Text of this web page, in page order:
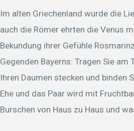
Im alten Griechenland wurde die
auch die Römer ehrten die Venus
Bekundung ihrer Gefühle
Gegenden Bayerns: Tragen Sie
Ihren Daumen stecken und binden
Ehe und das Paar wird mit
Burschen von Haus zu Haus und